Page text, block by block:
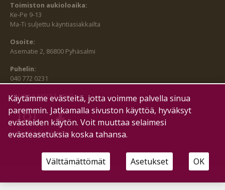
Toimiston aukioloaika:
Ke-Pe 9-13
Ma-Ti suljettu käyntiasiakkailta
Osoite:
Asematie 2, 86800 Pyhäsalmi
Puhelin:
040 772 0231
SEURAA MEITÄ MYÖS:
HALLITSE EVÄSTEITÄ
Käytämme evästeitä, jotta voimme palvella sinua
paremmin. Jatkamalla sivuston käyttöä, hyväksyt
evästeiden käytön. Voit muuttaa selaimesi
evästeasetuksia koska tahansa.
Välttämättömät Asetukset OK